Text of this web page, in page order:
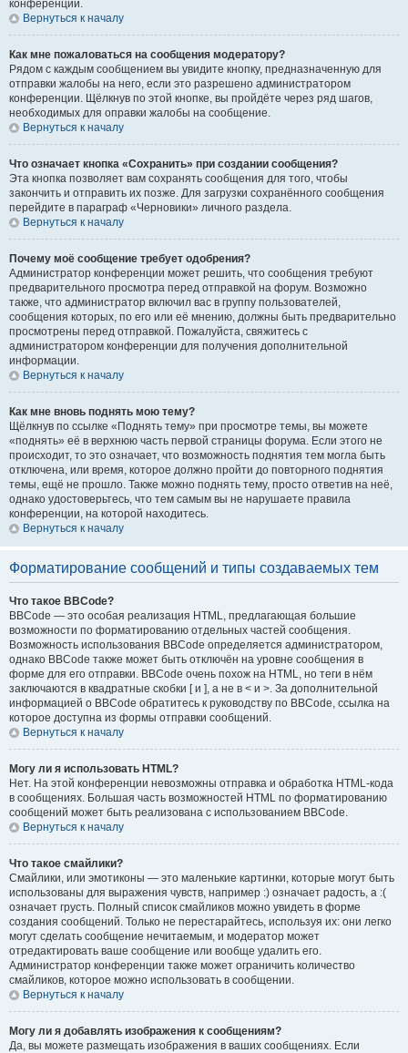
конференции.
Вернуться к началу
Как мне пожаловаться на сообщения модератору?
Рядом с каждым сообщением вы увидите кнопку, предназначенную для
отправки жалобы на него, если это разрешено администратором
конференции. Щёлкнув по этой кнопке, вы пройдёте через ряд шагов,
необходимых для оправки жалобы на сообщение.
Вернуться к началу
Что означает кнопка «Сохранить» при создании сообщения?
Эта кнопка позволяет вам сохранять сообщения для того, чтобы
закончить и отправить их позже. Для загрузки сохранённого сообщения
перейдите в параграф «Черновики» личного раздела.
Вернуться к началу
Почему моё сообщение требует одобрения?
Администратор конференции может решить, что сообщения требуют
предварительного просмотра перед отправкой на форум. Возможно
также, что администратор включил вас в группу пользователей,
сообщения которых, по его или её мнению, должны быть предварительно
просмотрены перед отправкой. Пожалуйста, свяжитесь с
администратором конференции для получения дополнительной
информации.
Вернуться к началу
Как мне вновь поднять мою тему?
Щёлкнув по ссылке «Поднять тему» при просмотре темы, вы можете
«поднять» её в верхнюю часть первой страницы форума. Если этого не
происходит, то это означает, что возможность поднятия тем могла быть
отключена, или время, которое должно пройти до повторного поднятия
темы, ещё не прошло. Также можно поднять тему, просто ответив на неё,
однако удостоверьтесь, что тем самым вы не нарушаете правила
конференции, на которой находитесь.
Вернуться к началу
Форматирование сообщений и типы создаваемых тем
Что такое BBCode?
BBCode — это особая реализация HTML, предлагающая большие
возможности по форматированию отдельных частей сообщения.
Возможность использования BBCode определяется администратором,
однако BBCode также может быть отключён на уровне сообщения в
форме для его отправки. BBCode очень похож на HTML, но теги в нём
заключаются в квадратные скобки [ и ], а не в < и >. За дополнительной
информацией о BBCode обратитесь к руководству по BBCode, ссылка на
которое доступна из формы отправки сообщений.
Вернуться к началу
Могу ли я использовать HTML?
Нет. На этой конференции невозможны отправка и обработка HTML-кода
в сообщениях. Большая часть возможностей HTML по форматированию
сообщений может быть реализована с использованием BBCode.
Вернуться к началу
Что такое смайлики?
Смайлики, или эмотиконы — это маленькие картинки, которые могут быть
использованы для выражения чувств, например :) означает радость, а :(
означает грусть. Полный список смайликов можно увидеть в форме
создания сообщений. Только не перестарайтесь, используя их: они легко
могут сделать сообщение нечитаемым, и модератор может
отредактировать ваше сообщение или вообще удалить его.
Администратор конференции также может ограничить количество
смайликов, которое можно использовать в сообщении.
Вернуться к началу
Могу ли я добавлять изображения к сообщениям?
Да, вы можете размещать изображения в ваших сообщениях. Если